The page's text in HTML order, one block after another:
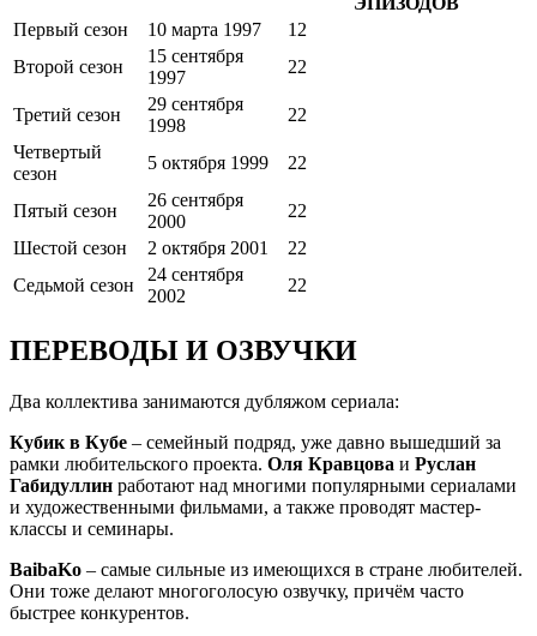
Первый сезон
10 марта 1997
12
Второй сезон
15 сентября
1997
22
Третий сезон
29 сентября
1998
22
Четвертый
сезон
5 октября 1999 22
Пятый сезон
26 сентября
2000
22
Шестой сезон
2 октября 2001
22
Седьмой сезон
24 сентября
2002
22
ПЕРЕВОДЫ И ОЗВУЧКИ
Два коллектива занимаются дубляжом сериала:
Кубик в Кубе – семейный подряд, уже давно вышедший за
рамки любительского проекта. Оля Кравцова и Руслан
Габидуллин работают над многими популярными сериалами
и художественными фильмами, а также проводят мастер-
классы и семинары.
BaibaKo – самые сильные из имеющихся в стране любителей.
Они тоже делают многоголосую озвучку, причём часто
быстрее конкурентов.